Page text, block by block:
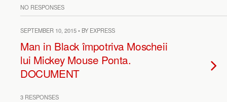
NO RESPONSES
SEPTEMBER 10, 2015 • BY EXPRESS
Man in Black împotriva Moscheii
lui Mickey Mouse Ponta.
DOCUMENT
3 RESPONSES